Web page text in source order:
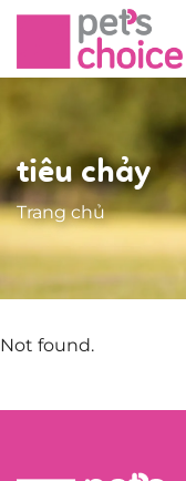
tiêu chảy
Trang chủ
Not found.